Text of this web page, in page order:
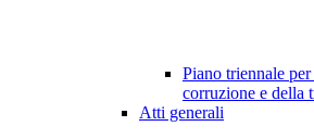
Piano triennale
corruzione e della
Atti generali